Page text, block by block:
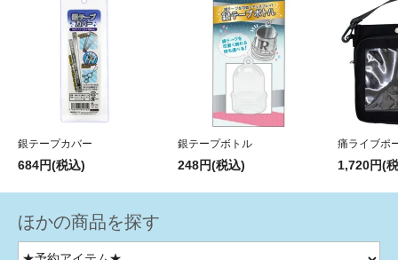
銀テープカバー
684円(税込)
銀テープボトル
248円(税込)
痛ライブポ
1,720円(
ほかの商品を探す